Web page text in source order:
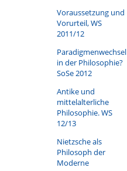
Voraussetzung und
Vorurteil, WS
2011/12
Paradigmenwechsel
in der Philosophie?
SoSe 2012
Antike und
mittelalterliche
Philosophie. WS
12/13
Nietzsche als
Philosoph der
Moderne